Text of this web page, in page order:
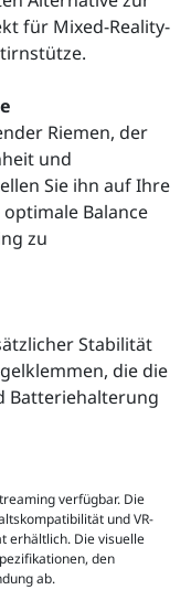
für Mixed-Reality-
Riemen, der
und
Sie ihn auf Ihre
Balance
zu
Stabilität
die die
Batteriehalterung
verfügbar. Die
und VR-
erhältlich. Die visuelle
den
ab.